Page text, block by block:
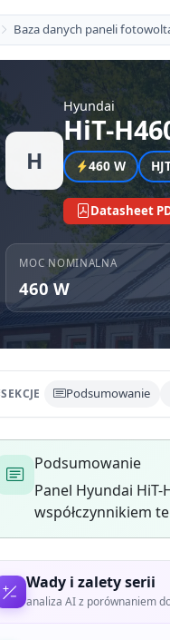
Baza danych paneli
H
Hyundai
HiT-
460 W
Datasheet
MOC NOMINALNA
460 W
SEKCJE Podsumowanie
Podsumowanie
Panel Hyundai HiT-
współczynnikiem
Wady i zalety serii
analiza AI z porównaniem